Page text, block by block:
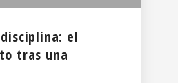
el
tras una